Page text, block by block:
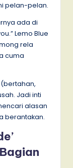
pelan-pelan.
ada di
Lemo Blue
rela
cuma
Jadi inti
alasan
berantakan.